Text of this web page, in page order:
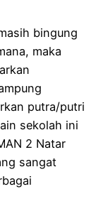
bingung
maka
putra/putri
sekolah ini
2 Natar
sangat